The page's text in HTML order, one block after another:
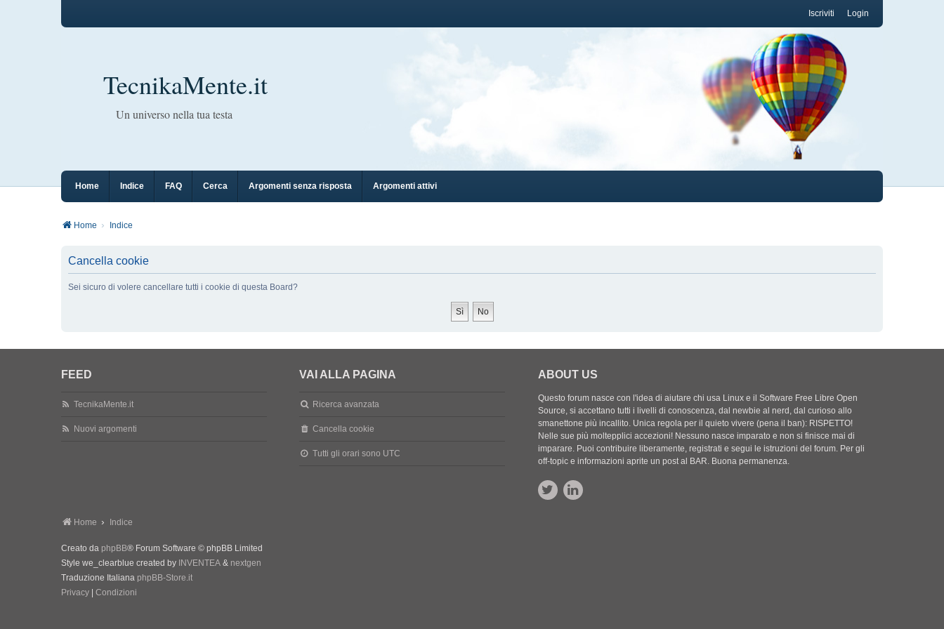
Login
Iscriviti
TecnikaMente.it
Un universo nella tua testa
Home Indice FAQ Cerca Argomenti senza risposta Argomenti attivi
Home Indice
Cancella cookie
Sei sicuro di volere cancellare tutti i cookie di questa Board?
FEED
TecnikaMente.it
Nuovi argomenti
VAI ALLA PAGINA
Ricerca avanzata
Cancella cookie
Tutti gli orari sono UTC
ABOUT US
Questo forum nasce con l'idea di aiutare chi usa Linux e il Software Free Libre Open
Source, si accettano tutti i livelli di conoscenza, dal newbie al nerd, dal curioso allo
smanettone più incallito. Unica regola per il quieto vivere (pena il ban): RISPETTO!
Nelle sue più moltepplici accezioni! Nessuno nasce imparato e non si finisce mai di
imparare. Puoi contribuire liberamente, registrati e segui le istruzioni del forum. Per gli
off-topic e informazioni aprite un post al BAR. Buona permanenza.
Home Indice
Creato da phpBB® Forum Software © phpBB Limited
Style we_clearblue created by INVENTEA & nextgen
Traduzione Italiana phpBB-Store.it
Privacy
Condizioni